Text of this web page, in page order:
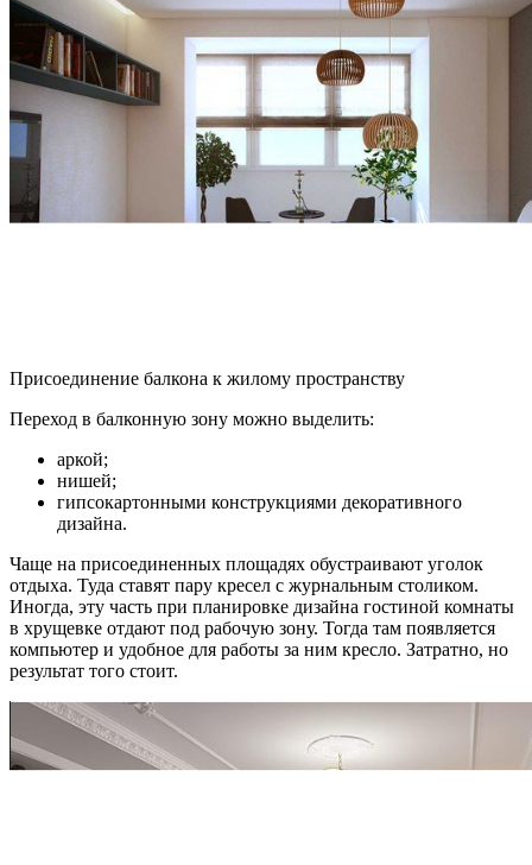
Присоединение балкона к жилому пространству
Переход в балконную зону можно выделить:
аркой;
нишей;
гипсокартонными конструкциями декоративного
дизайна.
Чаще на присоединенных площадях обустраивают уголок
отдыха. Туда ставят пару кресел с журнальным столиком.
Иногда, эту часть при планировке дизайна гостиной комнаты
в хрущевке отдают под рабочую зону. Тогда там появляется
компьютер и удобное для работы за ним кресло. Затратно, но
результат того стоит.